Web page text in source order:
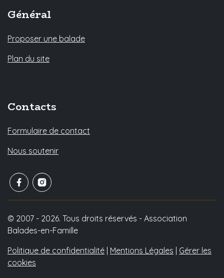
Général
Proposer une balade
Plan du site
Contacts
Formulaire de contact
Nous soutenir
© 2007 - 2026. Tous droits réservés - Association
Balades-en-Famille
Politique de confidentialité | Mentions Légales | Gérer les
cookies